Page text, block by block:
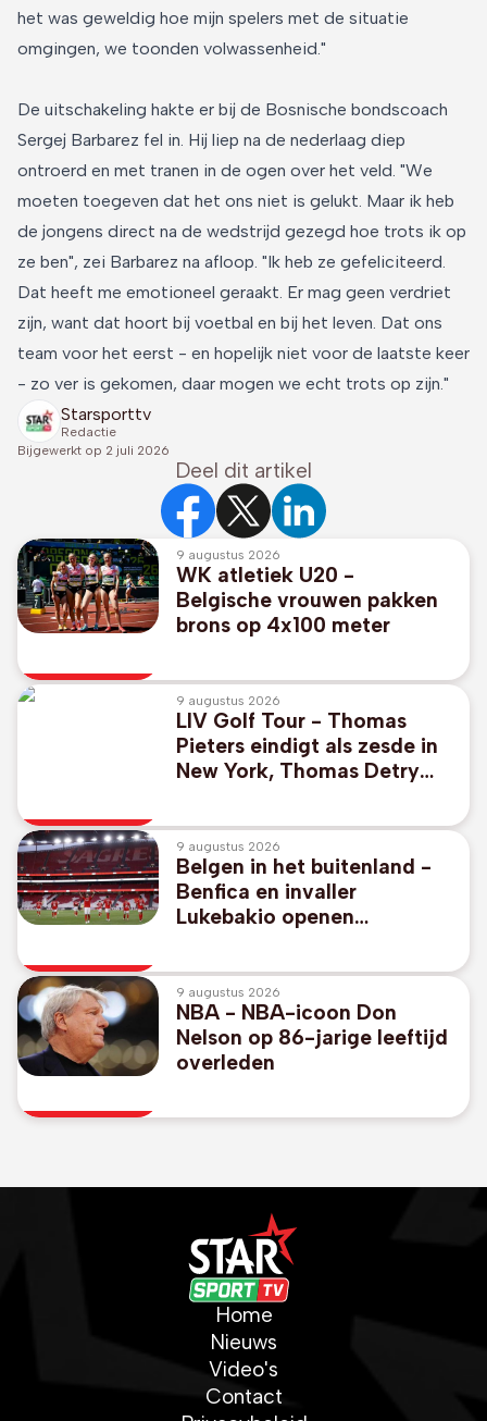
het was geweldig hoe mijn spelers met de situatie
omgingen, we toonden volwassenheid."
De uitschakeling hakte er bij de Bosnische bondscoach
Sergej Barbarez fel in. Hij liep na de nederlaag diep
ontroerd en met tranen in de ogen over het veld. "We
moeten toegeven dat het ons niet is gelukt. Maar ik heb
de jongens direct na de wedstrijd gezegd hoe trots ik op
ze ben", zei Barbarez na afloop. "Ik heb ze gefeliciteerd.
Dat heeft me emotioneel geraakt. Er mag geen verdriet
zijn, want dat hoort bij voetbal en bij het leven. Dat ons
team voor het eerst - en hopelijk niet voor de laatste keer
- zo ver is gekomen, daar mogen we echt trots op zijn."
Starsporttv
Redactie
Bijgewerkt op 2 juli 2026
Deel dit artikel
9 augustus 2026
WK atletiek U20 -
Belgische vrouwen pakken
brons op 4x100 meter
9 augustus 2026
LIV Golf Tour - Thomas
Pieters eindigt als zesde in
New York, Thomas Detry
9 augustus 2026
Belgen in het buitenland -
Benfica en invaller
Lukebakio openen
deuren met gelijkspel
9 augustus 2026
NBA - NBA-icoon Don
Nelson op 86-jarige leeftijd
overleden
Home
Nieuws
Video's
Contact